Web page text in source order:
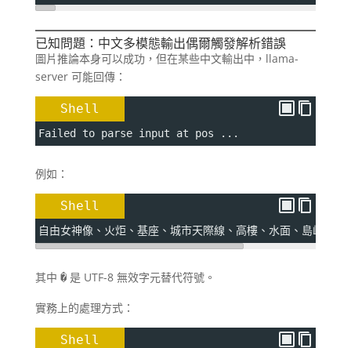
已知問題：中文多模態輸出偶爾觸發解析錯誤
圖片推論本身可以成功，但在某些中文輸出中，llama-
server 可能回傳：
Shell
Failed to parse input at pos ...
例如：
Shell
自由女神像、火炬、基座、城市天際線、高樓、水面、島嶼、樹
其中 �是 UTF-8 無效字元替代符號。
實務上的處理方式：
Shell